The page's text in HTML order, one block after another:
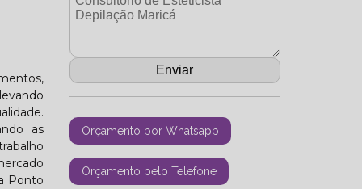
as
Ponto
Orçamento por Whatsapp
Orçamento pelo Telefone